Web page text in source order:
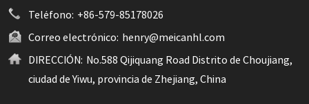
Teléfono: +86-579-85178026
Correo electrónico: henry@meicanhl.com
DIRECCIÓN: No.588 Qijiquang Road Distrito de Choujiang,
ciudad de Yiwu, provincia de Zhejiang, China